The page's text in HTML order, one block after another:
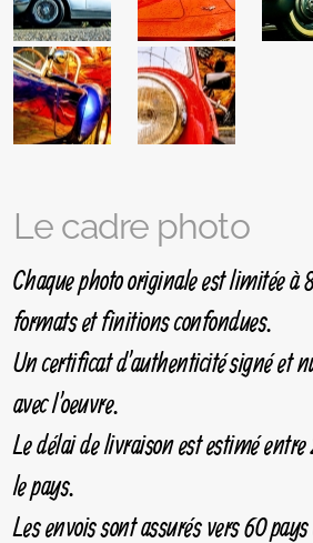
Le cadre photo
Chaque photo originale est limitée à
formats et finitions confondues.
Un certificat d'authenticité signé et
avec l'oeuvre.
Le délai de livraison est estimé
le pays.
Les envois sont assurés vers 60